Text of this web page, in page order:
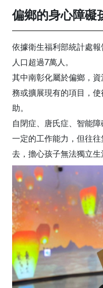
偏鄉的身心障礙
依據衛生福利部統計處
人口超過7萬人。
其中南彰化屬於偏鄉，
務或擴展現有的項目，
助。
自閉症、唐氏症、智能
一定的工作能力，但往
去，擔心孩子無法獨立生